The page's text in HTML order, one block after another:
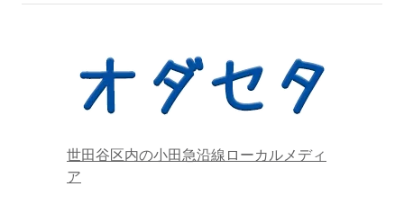
世田谷区内の小田急沿線ローカルメディ
ア